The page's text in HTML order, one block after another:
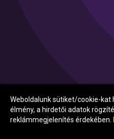
Weboldalunk sütiket/cookie-kat
élmény, a hirdetői adatok
reklámmegjelenítés érdekében.